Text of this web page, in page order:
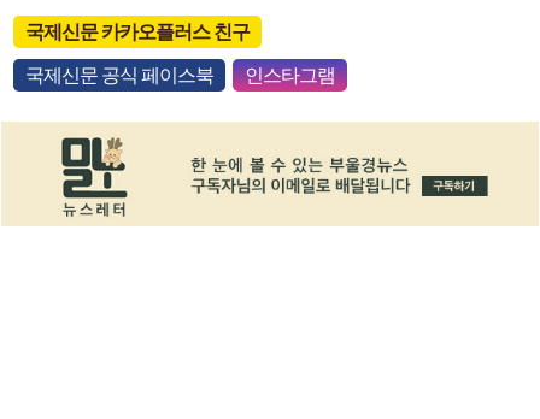
국제신문 카카오플러스 친구
국제신문 공식 페이스북 인스타그램